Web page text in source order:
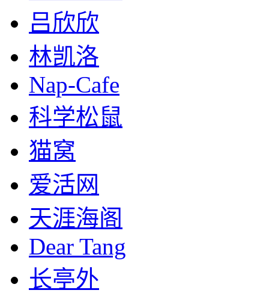
吕欣欣
林凯洛
Nap-Cafe
科学松鼠
猫窝
爱活网
天涯海阁
Dear Tang
长亭外